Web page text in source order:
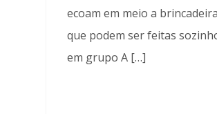
ecoam em meio a
que podem ser feitas
em grupo A […]